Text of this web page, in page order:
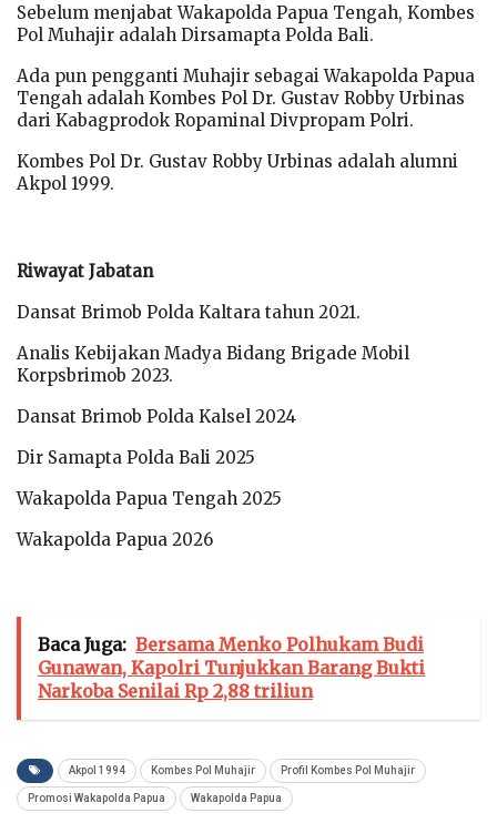
Sebelum menjabat Wakapolda Papua Tengah, Kombes
Pol Muhajir adalah Dirsamapta Polda Bali.
Ada pun pengganti Muhajir sebagai Wakapolda Papua
Tengah adalah Kombes Pol Dr. Gustav Robby Urbinas
dari Kabagprodok Ropaminal Divpropam Polri.
Kombes Pol Dr. Gustav Robby Urbinas adalah alumni
Akpol 1999.
Riwayat Jabatan
Dansat Brimob Polda Kaltara tahun 2021.
Analis Kebijakan Madya Bidang Brigade Mobil
Korpsbrimob 2023.
Dansat Brimob Polda Kalsel 2024
Dir Samapta Polda Bali 2025
Wakapolda Papua Tengah 2025
Wakapolda Papua 2026
Baca Juga: Bersama Menko Polhukam Budi
Gunawan, Kapolri Tunjukkan Barang Bukti
Narkoba Senilai Rp 2,88 triliun
Akpol 1994 Kombes Pol Muhajir Profil Kombes Pol Muhajir
Promosi Wakapolda Papua Wakapolda Papua